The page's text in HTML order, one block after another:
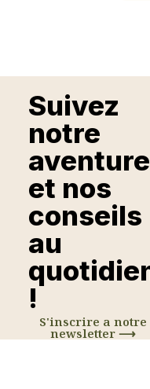
Suivez
notre
aventure
et nos
conseils
au
!
S'inscrire a notre
newsletter ⟶